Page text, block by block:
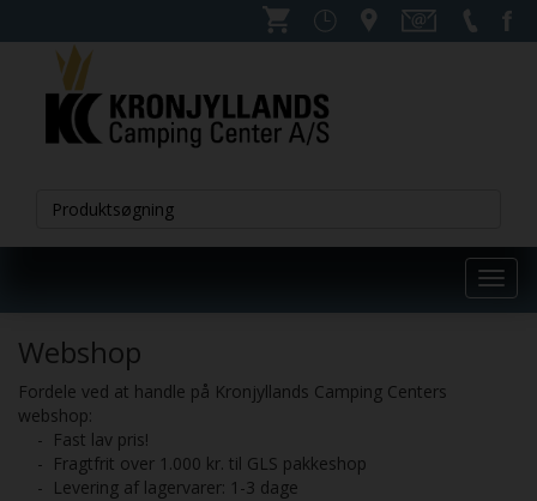
Webshop
Fordele ved at handle på Kronjyllands Camping Centers
webshop:
- Fast lav pris!
- Fragtfrit over 1.000 kr. til GLS pakkeshop
- Levering af lagervarer: 1-3 dage